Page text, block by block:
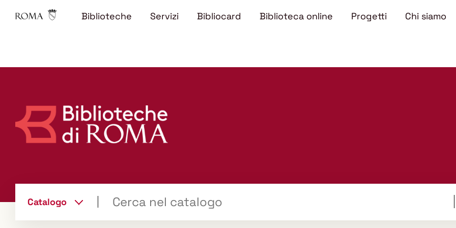
Biblioteche Servizi Bibliocard Biblioteca online Progetti Chi siamo
Catalogocambia
il tuo libro "Catalogo"
la